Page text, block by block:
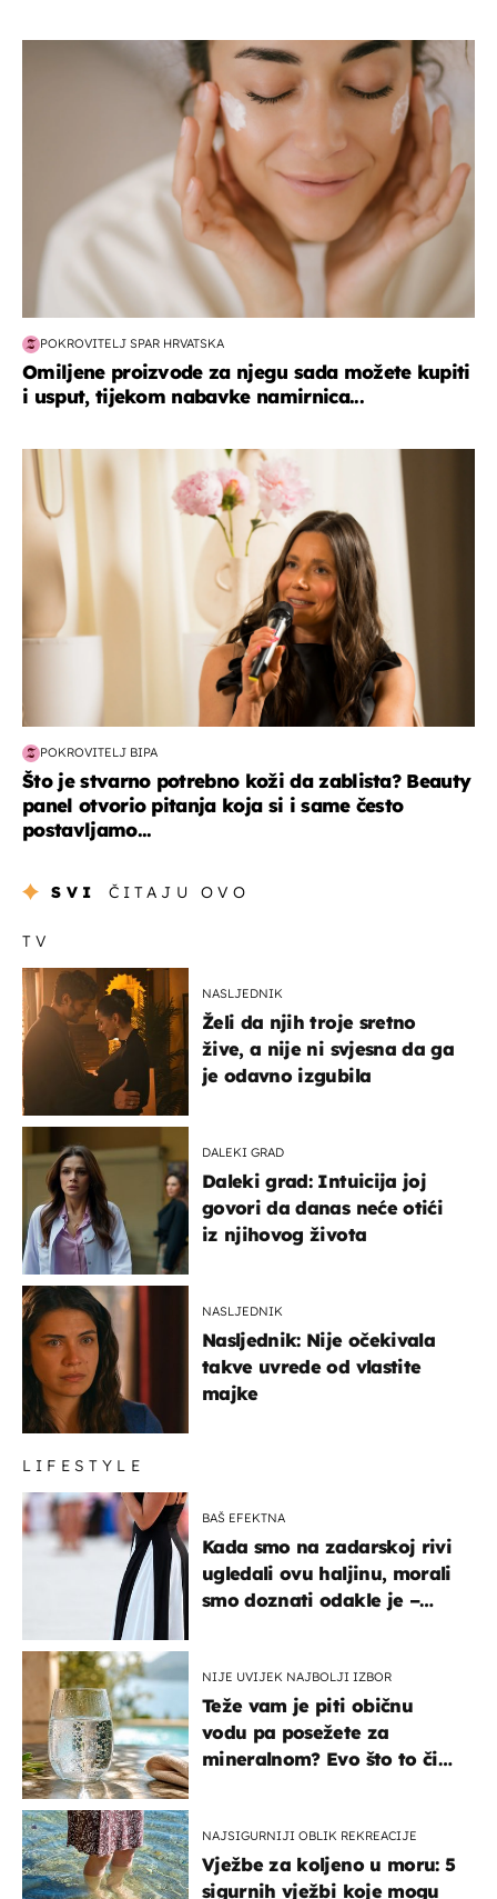
moda & ljepota
POKROVITELJ SPAR HRVATSKA
Omiljene proizvode za njegu sada možete kupiti
i usput, tijekom nabavke namirnica...
moda & ljepota
POKROVITELJ BIPA
Što je stvarno potrebno koži da zablista? Beauty
panel otvorio pitanja koja si i same često
postavljamo...
SVI ČITAJU OVO
TV
NASLJEDNIK
Želi da njih troje sretno
žive, a nije ni svjesna da ga
je odavno izgubila
DALEKI GRAD
Daleki grad: Intuicija joj
govori da danas neće otići
iz njihovog života
NASLJEDNIK
Nasljednik: Nije očekivala
takve uvrede od vlastite
majke
LIFESTYLE
BAŠ EFEKTNA
Kada smo na zadarskoj rivi
ugledali ovu haljinu, morali
smo doznati odakle je –
NIJE UVIJEK NAJBOLJI IZBOR
Teže vam je piti običnu
vodu pa posežete za
mineralnom? Evo što to čini
NAJSIGURNIJI OBLIK REKREACIJE
Vježbe za koljeno u moru: 5
sigurnih vježbi koje mogu